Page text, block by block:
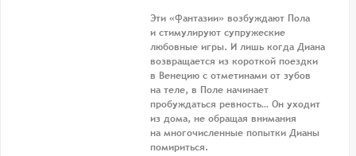
Эти «фантазии» возбуждают Пола
и стимулируют супружеские
любовные игры. И лишь когда Диана
возвращается из короткой поездки
в Венецию с отметинами от зубов
на теле, в Поле начинает
пробуждаться ревность… Он уходит
из дома, не обращая внимания
на многочисленные попытки Дианы
помириться.